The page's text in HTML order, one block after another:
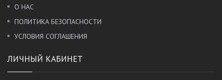
О НАС
ПОЛИТИКА БЕЗОПАСНОСТИ
УСЛОВИЯ СОГЛАШЕНИЯ
ЛИЧНЫЙ КАБИНЕТ